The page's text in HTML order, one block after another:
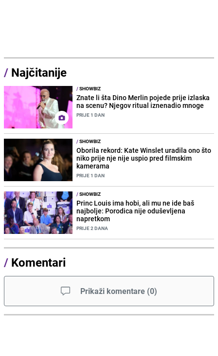
/ Najčitanije
/SHOWBIZ
Znate li šta Dino Merlin pojede prije izlaska
na scenu? Njegov ritual iznenadio mnoge
PRIJE 1 DAN
/SHOWBIZ
Oborila rekord: Kate Winslet uradila ono što
niko prije nje nije uspio pred filmskim
kamerama
PRIJE 1 DAN
/SHOWBIZ
Princ Louis ima hobi, ali mu ne ide baš
najbolje: Porodica nije oduševljena
napretkom
PRIJE 2 DANA
/ Komentari
Prikaži komentare (0)